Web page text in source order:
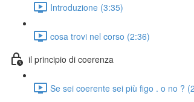
Introduzione (3:35)
cosa trovi nel corso (2:36)
il principio di coerenza
Se sei coerente sei più figo . o no ?